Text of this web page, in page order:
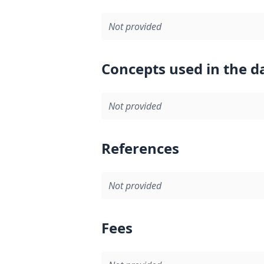
Not provided
Concepts used in the
Not provided
References
Not provided
Fees